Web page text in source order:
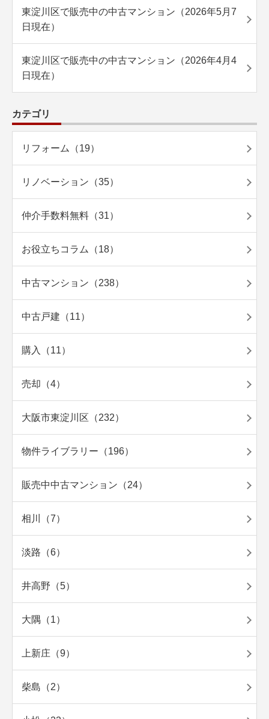
東淀川区で販売中の中古マンション（2026年5月7
日現在）
東淀川区で販売中の中古マンション（2026年4月4
日現在）
カテゴリ
リフォーム（19）
リノベーション（35）
仲介手数料無料（31）
お役立ちコラム（18）
中古マンション（238）
中古戸建（11）
購入（11）
売却（4）
大阪市東淀川区（232）
物件ライブラリー（196）
販売中中古マンション（24）
相川（7）
淡路（6）
井高野（5）
大隅（1）
上新庄（9）
柴島（2）